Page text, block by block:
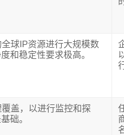
球IP资源进行大规模数
和稳定性要求极高。
盖，以进行监控和探
础。